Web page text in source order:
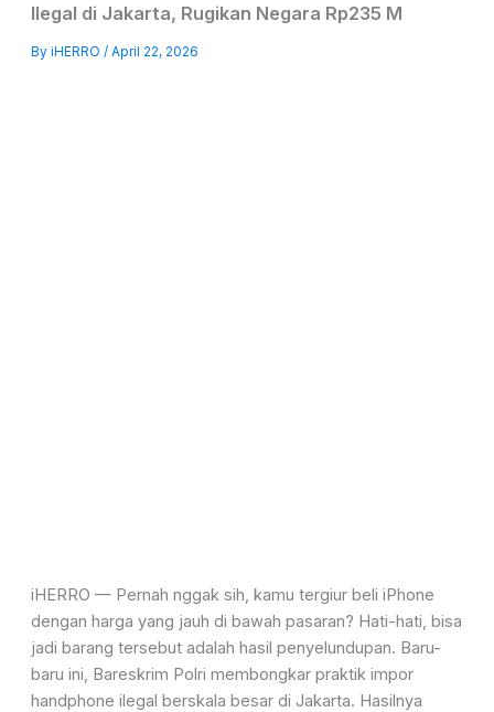
Ilegal di Jakarta, Rugikan Negara Rp235 M
By iHERRO / April 22, 2026
iHERRO — Pernah nggak sih, kamu tergiur beli iPhone
dengan harga yang jauh di bawah pasaran? Hati-hati, bisa
jadi barang tersebut adalah hasil penyelundupan. Baru-
baru ini, Bareskrim Polri membongkar praktik impor
handphone ilegal berskala besar di Jakarta. Hasilnya